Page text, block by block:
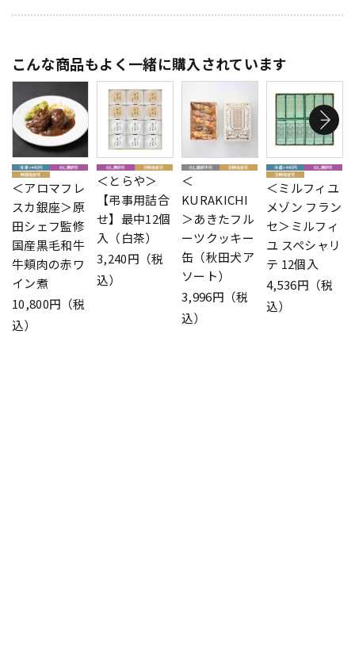
こんな商品もよく一緒に購入されています
＜アロマフレ
スカ銀座＞原
田シェフ監修
国産黒毛和牛
牛頬肉の赤ワ
イン煮
10,800円（税
込）
＜とらや＞
【弔事用詰合
せ】最中12個
入（白茶）
3,240円（税
込）
＜
KURAKICHI
＞あきたフル
ーツクッキー
缶（秋田犬ア
ソート）
3,996円（税
込）
＜ミルフィユ
メゾン フラン
セ＞ミルフィ
ユ スペシャリ
テ 12個入
4,536円（税
込）